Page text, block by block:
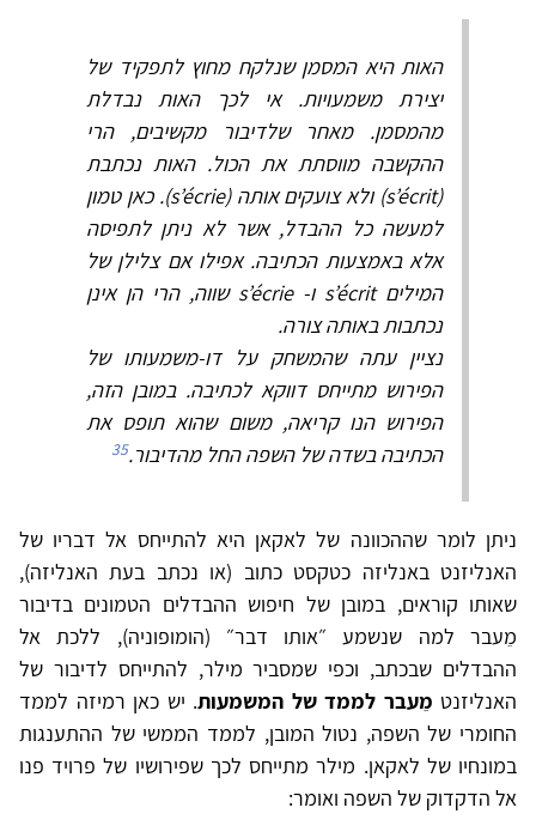
האות היא המסמן שנלקח מחוץ לתפקיד של
יצירת משמעויות. אי לכך האות נבדלת
מהמסמן. מאחר שלדיבור מקשיבים, הרי
ההקשבה מווסתת את הכול. האות נכתבת
(s’écrit) ולא צועקים אותה (s’écrie). כאן טמון
למעשה כל ההבדל, אשר לא ניתן לתפיסה
אלא באמצעות הכתיבה. אפילו אם צלילן של
המילים s’écrit ו- s’écrie שווה, הרי הן אינן
נכתבות באותה צורה.
נציין עתה שהמשחק על דו-משמעותו של
הפירוש מתייחס דווקא לכתיבה. במובן הזה,
הפירוש הנו קריאה, משום שהוא תופס את
הכתיבה בשדה של השפה החל מהדיבור.35
ניתן לומר שההכוונה של לאקאן היא להתייחס אל דבריו של
האנליזנט באנליזה כטקסט כתוב (או נכתב בעת האנליזה),
שאותו קוראים, במובן של חיפוש ההבדלים הטמונים בדיבור
מֵעבר למה שנשמע ״אותו דבר״ (הומופוניה), ללכת אל
ההבדלים שבכתב, וכפי שמסביר מילר, להתייחס לדיבור של
האנליזנט מֵעבר לממד של המשמעות. יש כאן רמיזה לממד
החומרי של השפה, נטול המובן, לממד הממשי של ההתענגות
במונחיו של לאקאן. מילר מתייחס לכך שפירושיו של פרויד פנו
אל הדקדוק של השפה ואומר: